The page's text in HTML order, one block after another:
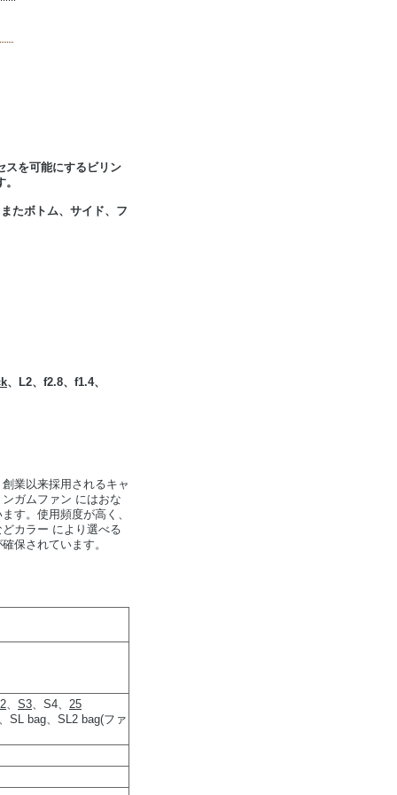
スを可能にするビリン
たボトム、サイド、フ
、L2、f2.8、f1.4、
業以来採用されるキャ
ガムファン にはおな
す。使用頻度が高く、
カラー により選べる
保されています。
、 S3、S4、 25
SL bag、SL2 bag(ファ